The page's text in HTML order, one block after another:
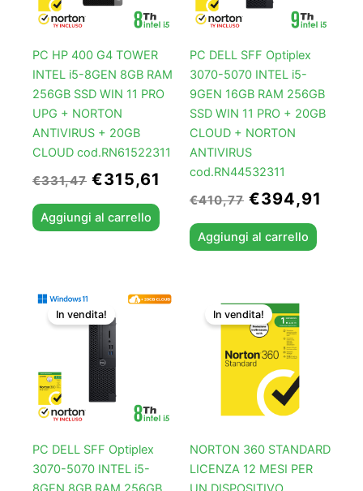
PC HP 400 G4 TOWER
INTEL i5-8GEN 8GB RAM
256GB SSD WIN 11 PRO
UPG + NORTON
ANTIVIRUS + 20GB
CLOUD cod.RN61522311
€331,47 €315,61
Aggiungi al carrello
PC DELL SFF Optiplex
3070-5070 INTEL i5-
9GEN 16GB RAM 256GB
SSD WIN 11 PRO + 20GB
CLOUD + NORTON
ANTIVIRUS
cod.RN44532311
€410,77 €394,91
Aggiungi al carrello
In vendita!
PC DELL SFF Optiplex
3070-5070 INTEL i5-
prezzo
originale
era:
€315,61.
Il
prezzoIn vendita!
NORTON 360 STANDARD
LICENZA 12 MESI PER
Il
prezzo
originale
era:
€39,89.